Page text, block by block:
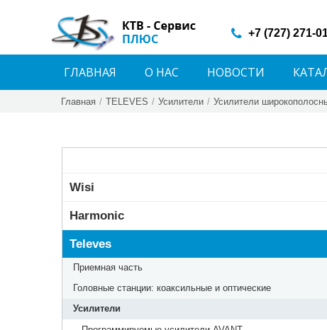
+7 (727) 271-
ГЛАВНАЯ О НАС НОВОСТИ
Главная / TELEVES / Усилители / Усилители
Wisi
Harmonic
Televes
Приемная часть
Головные станции: коаксильные и оптические
Усилители